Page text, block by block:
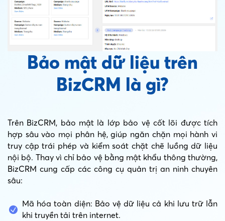
Bảo mật dữ liệu trên
BizCRM là gì?
Trên BizCRM, bảo mật là lớp bảo vệ cốt lõi được tích
hợp sâu vào mọi phân hệ, giúp ngăn chặn mọi hành vi
truy cập trái phép và kiểm soát chặt chẽ luồng dữ liệu
nội bộ. Thay vì chỉ bảo vệ bằng mật khẩu thông thường,
BizCRM cung cấp các công cụ quản trị an ninh chuyên
sâu:
Mã hóa toàn diện: Bảo vệ dữ liệu cả khi lưu trữ lẫn
khi truyền tải trên internet.